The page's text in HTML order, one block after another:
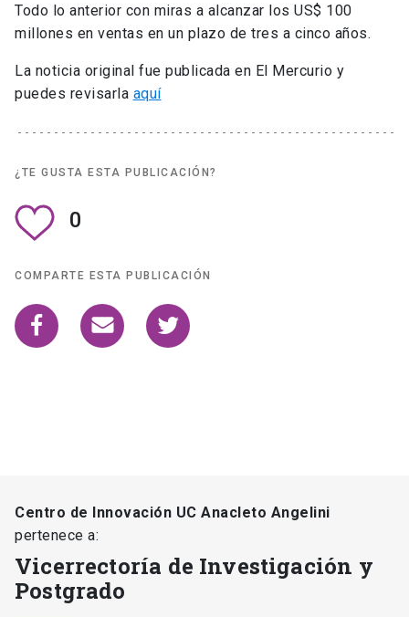
Todo lo anterior con miras a alcanzar los US$ 100
millones en ventas en un plazo de tres a cinco años.
La noticia original fue publicada en El Mercurio y
puedes revisarla aquí
¿TE GUSTA ESTA PUBLICACIÓN?
0
COMPARTE ESTA PUBLICACIÓN
Centro de Innovación UC Anacleto Angelini
pertenece a:
Vicerrectoría de Investigación y
Postgrado